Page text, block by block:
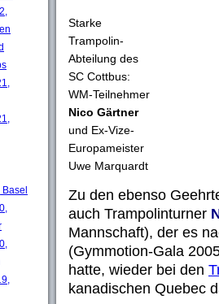
Basel
Starke
Trampolin-
Abteilung des
SC Cottbus:
WM-Teilnehmer
Nico Gärtner
und Ex-Vize-
Europameister
Uwe Marquardt
Zu den ebenso
auch Trampolinturner
Mannschaft), der es
(Gymmotion-Gala
hatte, wieder bei den
kanadischen Quebec